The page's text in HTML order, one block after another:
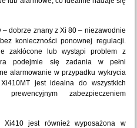
dobrze znany z Xi 80 – niezawodnie
konieczności ponownej regulacji.
zakłócone lub wystąpi problem z
podejmie się zadania w pełni
alarmowanie w przypadku wykrycia
jest idealna do wszystkich
zabezpieczeniem
jest również wyposażona w